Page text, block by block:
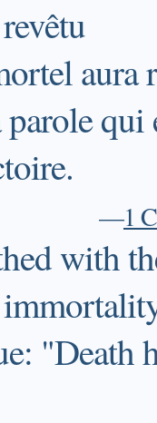
aura
qui
—1
with
"Death